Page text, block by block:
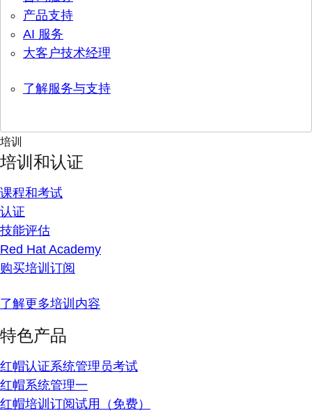
产品支持
AI 服务
大客户技术经理
了解服务与支持
培训
培训和认证
课程和考试
认证
技能评估
Red Hat Academy
购买培训订阅
了解更多培训内容
特色产品
红帽认证系统管理员考试
红帽系统管理一
红帽培训订阅试用（免费）